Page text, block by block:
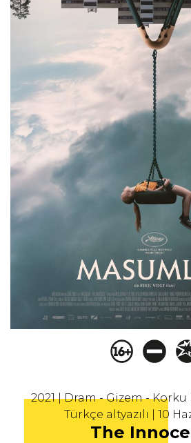
2021 | Dram - Gizem - Korku
Türkçe altyazılı | 10
The